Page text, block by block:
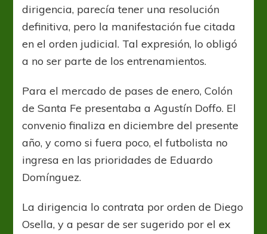
dirigencia, parecía tener una resolución
definitiva, pero la manifestación fue citada
en el orden judicial. Tal expresión, lo obligó
a no ser parte de los entrenamientos.
Para el mercado de pases de enero, Colón
de Santa Fe presentaba a Agustín Doffo. El
convenio finaliza en diciembre del presente
año, y como si fuera poco, el futbolista no
ingresa en las prioridades de Eduardo
Domínguez.
La dirigencia lo contrata por orden de Diego
Osella, y a pesar de ser sugerido por el ex